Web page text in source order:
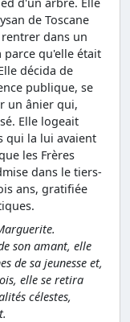
de Toscane
dans un
parce qu'elle était
décida de
publique, se
un ânier qui,
Elle logeait
qui la lui avaient
les Frères
dans le tiers-
ans, gratifiée
son amant, elle
de sa jeunesse et,
elle se retira
célestes,